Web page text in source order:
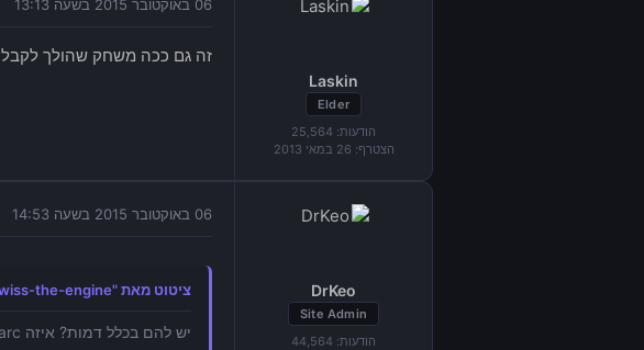
Laskin
Elder
הודעות: 25,564
הצטרף: 26 במאי 2013
06 באוקטובר 2015 בשעה 13:13
זה גם ככה משחק שהולך לקבל 50 "שיגורים" שונים... תשאל שוב בעוד 5 שנים, כשגירסה 1.0 תצא 😛
DrKeo
Site Admin
הודעות: 44,564
06 באוקטובר 2015 בשעה 14:53
ציטוט מאת "swiss-the-engine"
יש להם בכלל דמות? איזה arc כללי? משהו? לא זכור לי פרסום שכזה... רק מכניקות וטקסטורות ופוליגונים.